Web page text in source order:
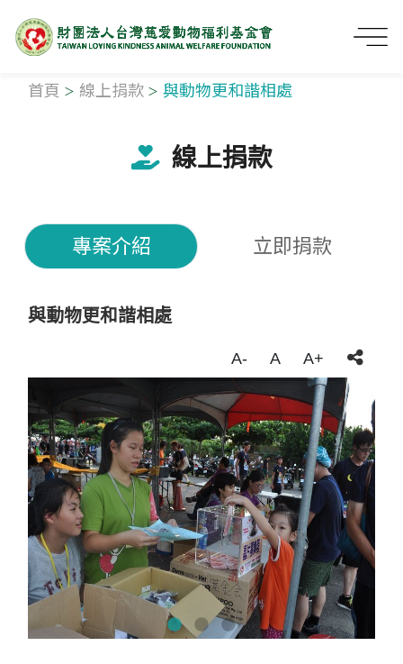
首頁 線上捐款 與動物更和諧相處
線上捐款
專案介紹 立即捐款
與動物更和諧相處
A- A A+